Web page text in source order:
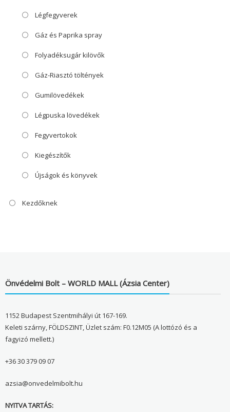
Légfegyverek
Gáz és Paprika spray
Folyadéksugár kilövők
Gáz-Riasztó töltények
Gumilövedékek
Légpuska lövedékek
Fegyvertokok
Kiegészítők
Újságok és könyvek
Kezdőknek
Önvédelmi Bolt – WORLD MALL (Ázsia Center)
1152 Budapest Szentmihályi út 167-169.
Keleti szárny, FÖLDSZINT, Üzlet szám: F0.12M05 (A lottózó és a
fagyizó mellett.)
+36 30 379 09 07
azsia@onvedelmibolt.hu
NYITVA TARTÁS: